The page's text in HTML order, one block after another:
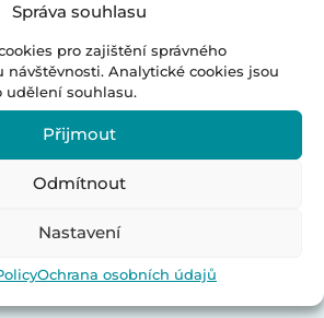
Správa souhlasu
pro zajištění správného
návštěvnosti. Analytické cookies jsou
udělení souhlasu.
Přijmout
Odmítnout
Nastavení
Ochrana osobních údajů